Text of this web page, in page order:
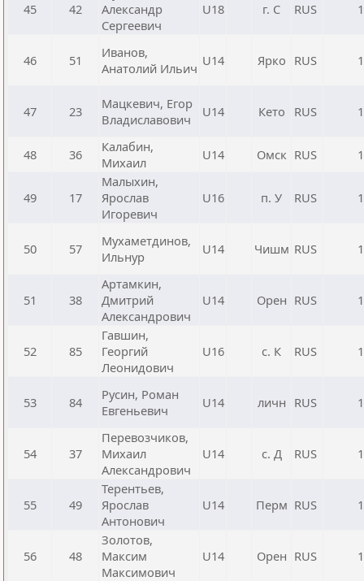
45 42
Александр
Сергеевич
U18 г. С RUS
46 51
Иванов,
Анатолий Ильич U14 Ярко RUS
47 23
Мацкевич, Егор
Владиславович
U14 Кето RUS
48 36
Калабин,
Михаил
U14 Омск RUS
49 17
Малыхин,
Ярослав
Игоревич
U16 п. У RUS
50 57
Мухаметдинов,
Ильнур
U14 Чишм RUS
51 38
Артамкин,
Дмитрий
Александрович
U14 Орен RUS
52 85
Гавшин,
Георгий
Леонидович
U16 с. К RUS
53 84
Русин, Роман
Евгеньевич
U14 личн RUS
54 37
Перевозчиков,
Михаил
Александрович
U14 с. Д RUS
55 49
Терентьев,
Ярослав
Антонович
U14 Перм RUS
56 48
Золотов,
Максим
Максимович
U14 Орен RUS